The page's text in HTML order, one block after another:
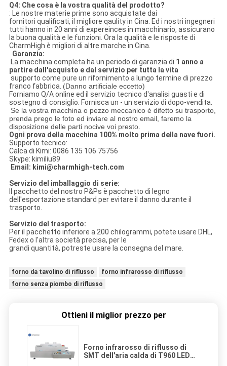
Q4: Che cosa è la vostra qualità del prodotto?
: Le nostre materie prime sono acquistate dai
fornitori qualificati, il migliore qaulity in Cina. Ed i nostri ingegneri
tutti hanno in 20 anni di expereinces in macchinario, assicurano
la buona qualità e le funzioni. Ora la qualità e le risposte di
CharmHigh è migliori di altre marche in Cina.
Garanzia:
La macchina completa ha un periodo di garanzia di 1 anno a
partire dall'acquisto e dal servizio per tutta la vita
supporto come pure un rifornimento a lungo termine di prezzo
franco fabbrica. (Danno artificiale eccetto)
Forniamo Q/A online ed il servizio tecnico d'analisi guasti e di
sostegno di consiglio. Fornisca un - un servizio di dopo-vendita.
Se la vostra macchina o pezzo meccanico è difetto su trasporto,
prenda prego le foto ed inviare al nostro email, faremo la
disposizione delle parti nocive voi presto.
Ogni prova della macchina 100% molto prima della nave fuori.
Supporto tecnico:
Calca di Kimi: 0086 135 106 75756
Skype: kimiliu89
Email: kimi@charmhigh-tech.com
Servizio del imballaggio di serie:
Il pacchetto del nostro P&Ps è pacchetto di legno
dell'esportazione standard per evitare il danno durante il
trasporto.
Servizio del trasporto:
Per il pacchetto inferiore a 200 chilogrammi, potete usare DHL,
Fedex o l'altra società precisa, per le
grandi quantità, potreste usare la consegna del mare.
forno da tavolino di riflusso
forno infrarosso di riflusso
forno senza piombo di riflusso
Ottieni il miglior prezzo per
Forno infrarosso di riflusso di
SMT dell'aria calda di T960 LED